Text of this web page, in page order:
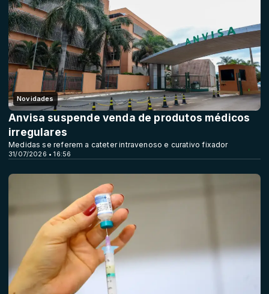
Novidades
31/07/2026 • 16:56
Anvisa suspende venda de produtos médicos
irregulares
Medidas se referem a cateter intravenoso e curativo fixador